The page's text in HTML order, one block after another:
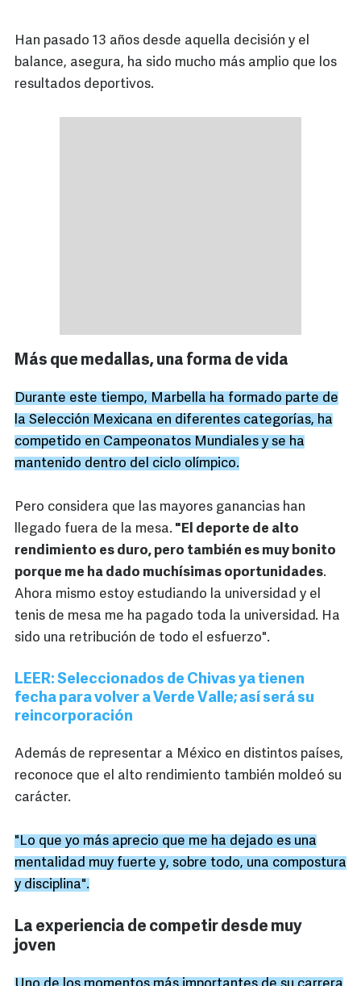
Han pasado 13 años desde aquella decisión y el
balance, asegura, ha sido mucho más amplio que los
resultados deportivos.
Más que medallas, una forma de vida
Durante este tiempo, Marbella ha formado parte de
la Selección Mexicana en diferentes categorías, ha
competido en Campeonatos Mundiales y se ha
mantenido dentro del ciclo olímpico.
Pero considera que las mayores ganancias han
llegado fuera de la mesa. "El deporte de alto
rendimiento es duro, pero también es muy bonito
porque me ha dado muchísimas oportunidades.
Ahora mismo estoy estudiando la universidad y el
tenis de mesa me ha pagado toda la universidad. Ha
sido una retribución de todo el esfuerzo".
LEER: Seleccionados de Chivas ya tienen
fecha para volver a Verde Valle; así será su
reincorporación
Además de representar a México en distintos países,
reconoce que el alto rendimiento también moldeó su
carácter.
"Lo que yo más aprecio que me ha dejado es una
mentalidad muy fuerte y, sobre todo, una compostura
y disciplina".
La experiencia de competir desde muy
joven